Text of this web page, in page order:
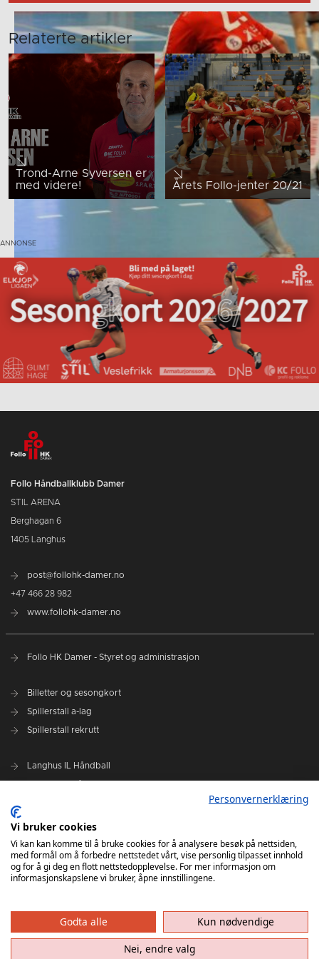
Relaterte artikler
Trond-Arne Syversen er
med videre!
Årets Follo-jenter 20/21
Follo Håndballklubb Damer
STIL ARENA
Berghagan 6
1405 Langhus
post@follohk-damer.no
+47 466 28 982
www.follohk-damer.no
Follo HK Damer - Styret og administrasjon
Billetter og sesongkort
Spillerstall a-lag
Spillerstall rekrutt
Langhus IL Håndball
Siggerud IL Håndball
Ski IL Håndball
Follo HK
Personvernerklæring
Vi bruker cookies
Vi kan kan komme til å bruke cookies for å analysere besøk på nettsiden,
med formål om å forbedre nettstedet vårt, vise personlig tilpasset innhold
og for å gi deg en flott nettstedopplevelse. For mer informasjon om
informasjonskapslene vi bruker, åpne innstillingene.
Godta alle
Kun nødvendige
Nei, endre valg